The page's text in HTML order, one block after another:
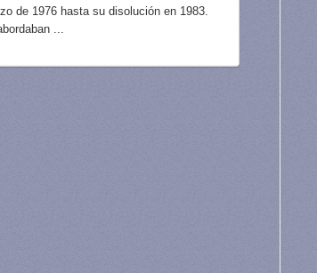
de 1976 hasta su disolución en 1983.
...